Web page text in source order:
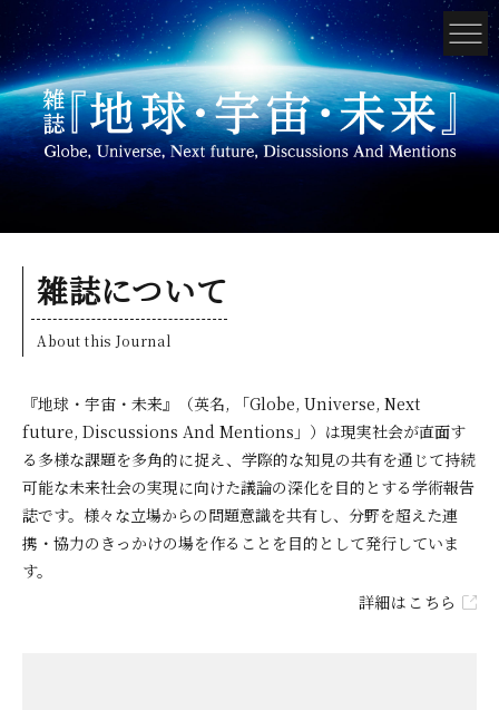
雑誌について
About this Journal
『地球・宇宙・未来』（英名, 「Globe, Universe, Next
future, Discussions And Mentions」）は現実社会が直面す
る多様な課題を多角的に捉え、学際的な知見の共有を通じて持続
可能な未来社会の実現に向けた議論の深化を目的とする学術報告
誌です。様々な立場からの問題意識を共有し、分野を超えた連
携・協力のきっかけの場を作ることを目的として発行していま
す。
詳細はこちら